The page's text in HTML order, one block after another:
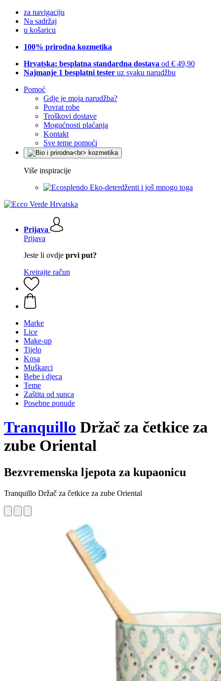
za navigaciju
Na sadržaj
u košaricu
100% prirodna kozmetika
Hrvatska: besplatna standardna dostava od € 49,90
Najmanje 1 besplatni tester uz svaku narudžbu
Pomoć
Gdje je moja narudžba?
Povrat robe
Troškovi dostave
Mogućnosti plaćanja
Kontakt
Sve teme pomoći
Više inspiracije
Eko-deterdženti i još mnogo toga
Prijava
Prijava
Jeste li ovdje prvi put?
Kreirajte račun
Marke
Lice
Make-up
Tijelo
Kosa
Muškarci
Bebe i djeca
Teme
Zaštita od sunca
Posebne ponude
Tranquillo Držač za četkice za
zube Oriental
Bezvremenska ljepota za kupaonicu
Tranquillo Držač za četkice za zube Oriental